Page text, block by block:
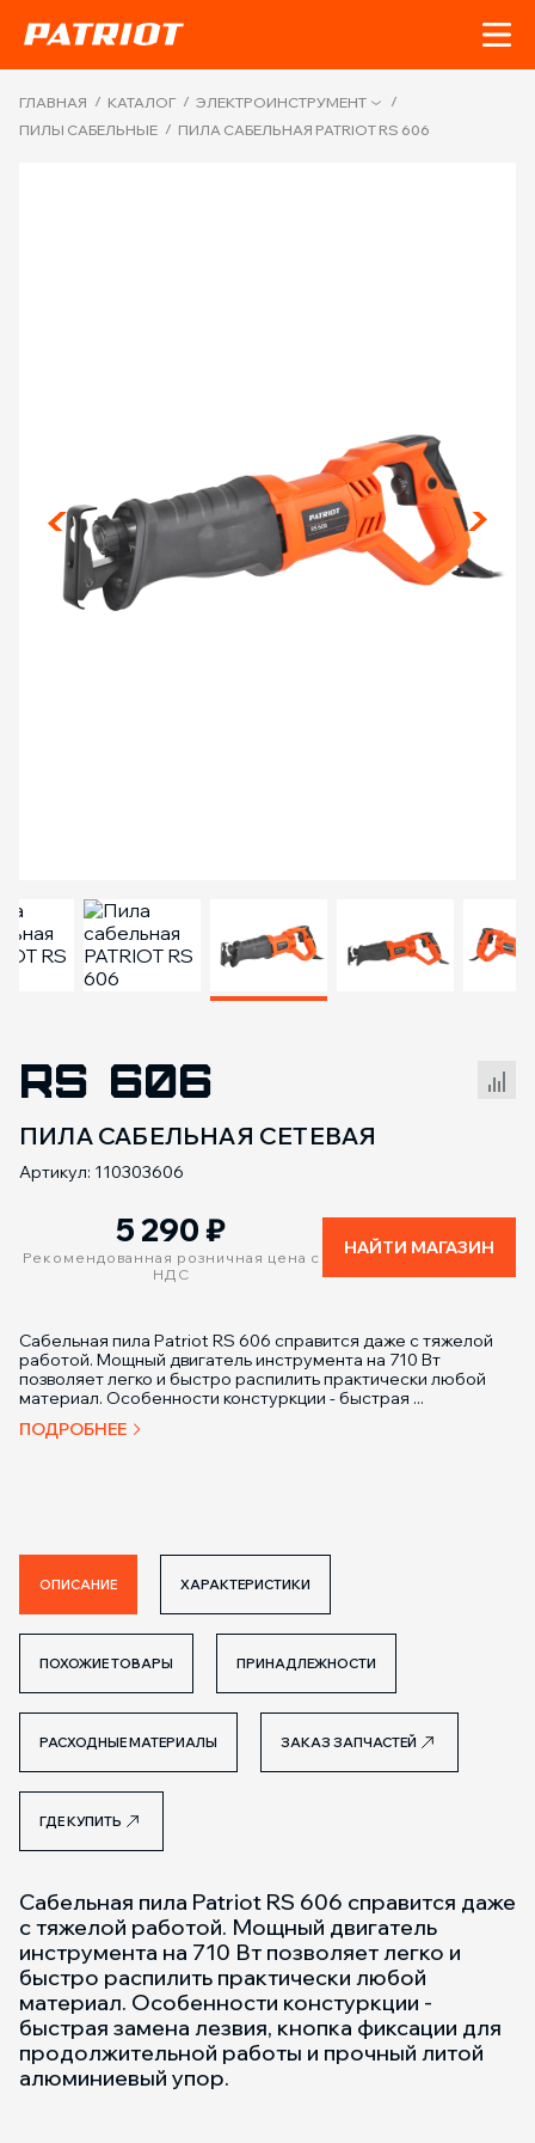
ГЛАВНАЯ / КАТАЛОГ / ЭЛЕКТРОИНСТРУМЕНТ
/
ПИЛЫ САБЕЛЬНЫЕ / ПИЛА САБЕЛЬНАЯ PATRIOT RS 606
RS 606
ПИЛА САБЕЛЬНАЯ СЕТЕВАЯ
Артикул: 110303606
5 290 ₽
Рекомендованная розничная цена с
НДС
НАЙТИ МАГАЗИН
Cабельная пила Patriot RS 606 справится даже с тяжелой
работой. Мощный двигатель инструмента на 710 Вт
позволяет легко и быстро распилить практически любой
материал. Особенности констуркции - быстрая ...
ПОДРОБНЕЕ
ОПИСАНИЕ ХАРАКТЕРИСТИКИ
ПОХОЖИЕ ТОВАРЫ ПРИНАДЛЕЖНОСТИ
РАСХОДНЫЕ МАТЕРИАЛЫ ЗАКАЗ ЗАПЧАСТЕЙ
ГДЕ КУПИТЬ
Cабельная пила Patriot RS 606 справится даже
с тяжелой работой. Мощный двигатель
инструмента на 710 Вт позволяет легко и
быстро распилить практически любой
материал. Особенности констуркции -
быстрая замена лезвия, кнопка фиксации для
продолжительной работы и прочный литой
алюминиевый упор.